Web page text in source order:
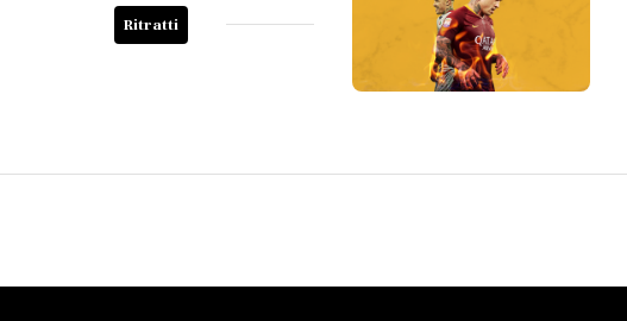
Ritratti